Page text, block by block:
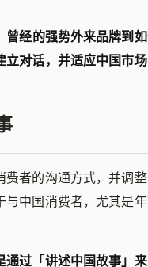
曾经的强势外来品牌到
对话，并适应中国市场
费者的沟通方式，并调
中国消费者，尤其是年
通过「讲述中国故事」